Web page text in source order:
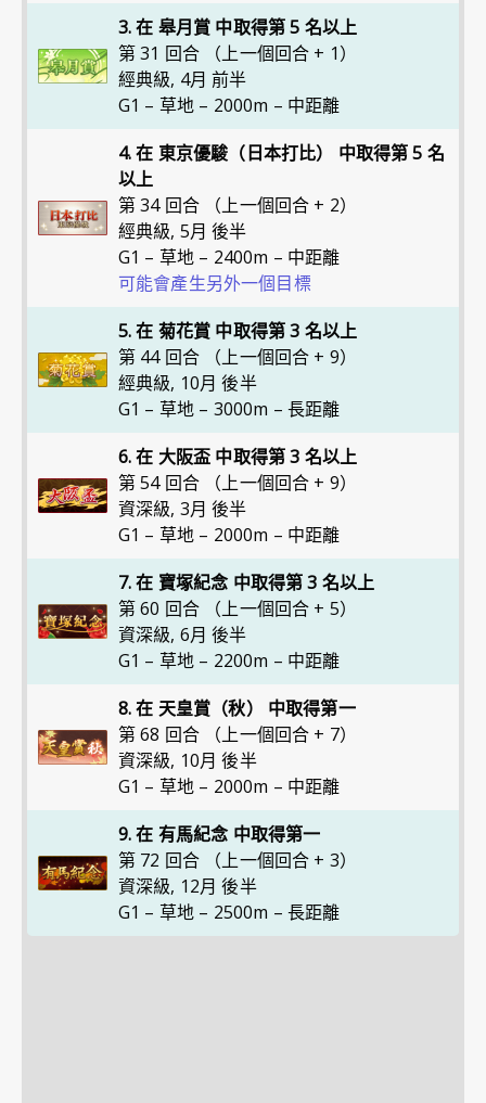
3. 在 皋月賞 中取得第 5 名以上
第 31 回合 （上一個回合 + 1）
經典級, 4月 前半
G1 – 草地 – 2000m – 中距離
4. 在 東京優駿（日本打比） 中取得第 5 名
以上
第 34 回合 （上一個回合 + 2）
經典級, 5月 後半
G1 – 草地 – 2400m – 中距離
可能會產生另外一個目標
5. 在 菊花賞 中取得第 3 名以上
第 44 回合 （上一個回合 + 9）
經典級, 10月 後半
G1 – 草地 – 3000m – 長距離
6. 在 大阪盃 中取得第 3 名以上
第 54 回合 （上一個回合 + 9）
資深級, 3月 後半
G1 – 草地 – 2000m – 中距離
7. 在 寶塚紀念 中取得第 3 名以上
第 60 回合 （上一個回合 + 5）
資深級, 6月 後半
G1 – 草地 – 2200m – 中距離
8. 在 天皇賞（秋） 中取得第一
第 68 回合 （上一個回合 + 7）
資深級, 10月 後半
G1 – 草地 – 2000m – 中距離
9. 在 有馬紀念 中取得第一
第 72 回合 （上一個回合 + 3）
資深級, 12月 後半
G1 – 草地 – 2500m – 長距離